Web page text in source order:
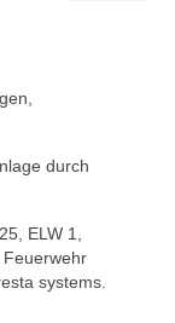
durch
ELW 1,
Feuerwehr
systems.